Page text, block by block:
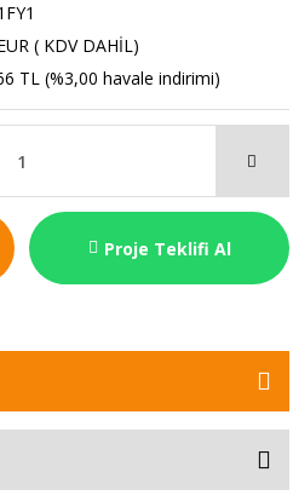
( KDV DAHİL)
TL (%3,00 havale indirimi)
Proje Teklifi Al